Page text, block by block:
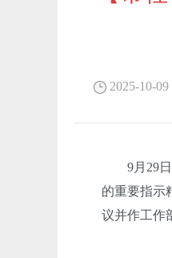
2025-10-09
9月29日
的重要指示
议并作工作